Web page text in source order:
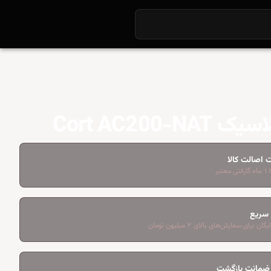
اصالت کالا
سریع
برای سفارش‌های بالای ۲ میلیون تومان